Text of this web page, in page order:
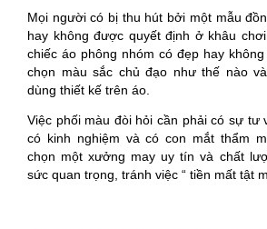
Mọi người có bị thu hút bởi một mẫu
hay không được quyết định ở khâu
chiếc áo phông nhóm có đẹp hay
chọn màu sắc chủ đạo như thế nào
dùng thiết kế trên áo.
Việc phối màu đòi hỏi cần phải có sự tư
có kinh nghiệm và có con mắt thẩm
chọn một xưởng may uy tín và chất
sức quan trọng, tránh việc “ tiền mất tật